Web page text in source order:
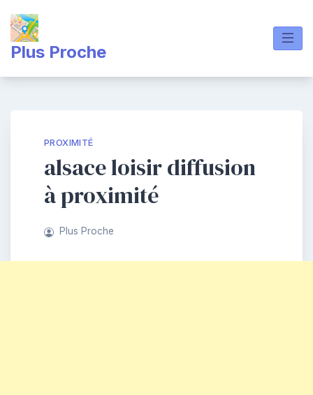
content
Plus Proche
PROXIMITÉ
alsace loisir diffusion
à proximité
Plus Proche